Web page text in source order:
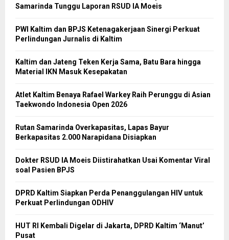
Samarinda Tunggu Laporan RSUD IA Moeis
PWI Kaltim dan BPJS Ketenagakerjaan Sinergi Perkuat
Perlindungan Jurnalis di Kaltim
Kaltim dan Jateng Teken Kerja Sama, Batu Bara hingga
Material IKN Masuk Kesepakatan
Atlet Kaltim Benaya Rafael Warkey Raih Perunggu di Asian
Taekwondo Indonesia Open 2026
Rutan Samarinda Overkapasitas, Lapas Bayur
Berkapasitas 2.000 Narapidana Disiapkan
Dokter RSUD IA Moeis Diistirahatkan Usai Komentar Viral
soal Pasien BPJS
DPRD Kaltim Siapkan Perda Penanggulangan HIV untuk
Perkuat Perlindungan ODHIV
HUT RI Kembali Digelar di Jakarta, DPRD Kaltim ‘Manut’
Pusat